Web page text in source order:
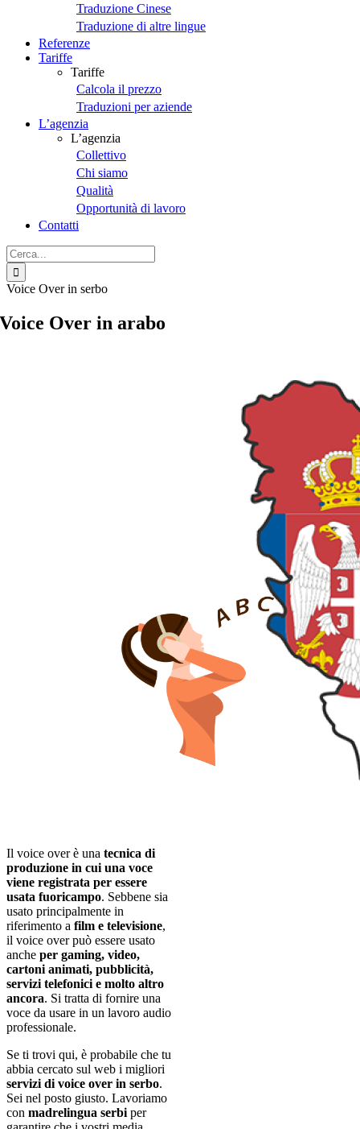
Traduzione Cinese
Traduzione di altre lingue
Referenze
Tariffe
Tariffe
Calcola il prezzo
Traduzioni per aziende
L’agenzia
L’agenzia
Collettivo
Chi siamo
Qualità
Opportunità di lavoro
Contatti
Cerca
per:
Voice Over in serbo
Voice Over in arabo
Il voice over è una tecnica di
produzione in cui una voce
viene registrata per essere
usata fuoricampo. Sebbene sia
usato principalmente in
riferimento a film e televisione,
il voice over può essere usato
anche per gaming, video,
cartoni animati, pubblicità,
servizi telefonici e molto altro
ancora. Si tratta di fornire una
voce da usare in un lavoro audio
professionale.
Se ti trovi qui, è probabile che tu
abbia cercato sul web i migliori
servizi di voice over in serbo.
Sei nel posto giusto. Lavoriamo
con madrelingua serbi per